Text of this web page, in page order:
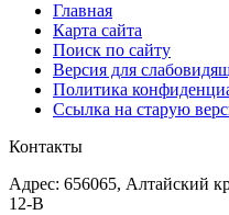
Главная
Карта сайта
Поиск по сайту
Версия для
Политика
Ссылка на старую
Контакты
Адрес: 656065, Алтайский
12-В